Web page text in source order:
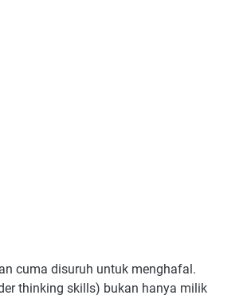
cuma disuruh untuk menghafal.
thinking skills) bukan hanya milik